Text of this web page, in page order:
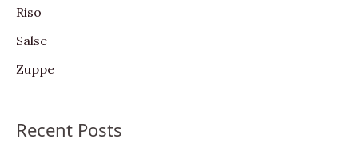
Riso
Salse
Zuppe
Recent Posts